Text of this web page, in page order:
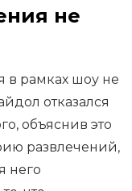
не
в рамках шоу не
отказался
объяснив это
развлечений,
него